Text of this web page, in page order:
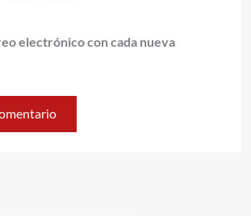
electrónico con cada nueva